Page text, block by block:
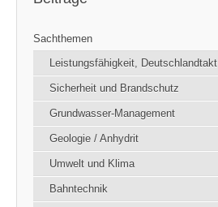
Sachthemen
Leistungsfähigkeit, Deutschlandtakt
Sicherheit und Brandschutz
Grundwasser-Management
Geologie / Anhydrit
Umwelt und Klima
Bahntechnik